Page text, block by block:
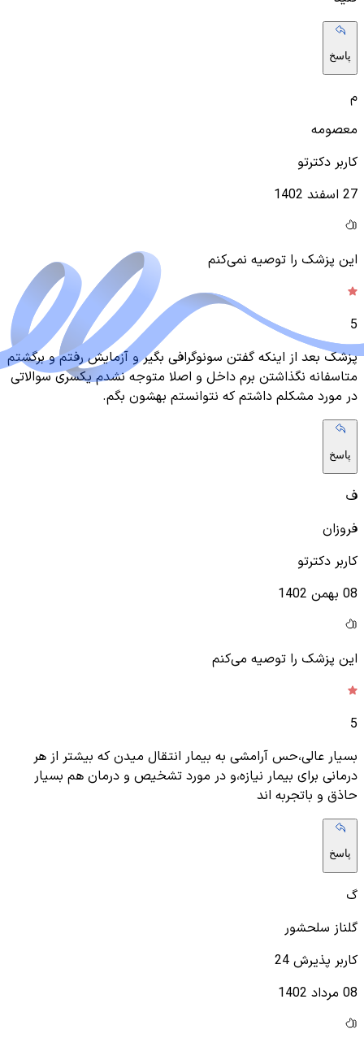
پاسخ
م
معصومه
کاربر دکترتو
27 اسفند 1402
این پزشک را توصیه نمی‌کنم
5
پزشک بعد از اینکه گفتن سونوگرافی بگیر و آزمایش رفتم و برگشتم
متاسفانه نگذاشتن برم داخل و اصلا متوجه نشدم یکسری سوالاتی
در مورد مشکلم داشتم که نتوانستم بهشون بگم.
پاسخ
ف
فروزان
کاربر دکترتو
08 بهمن 1402
این پزشک را توصیه می‌کنم
5
بسیار عالی،حس آرامشی به بیمار انتقال میدن که بیشتر از هر
درمانی برای بیمار نیازه،و در مورد تشخیص و درمان هم بسیار
حاذق و باتجربه اند
پاسخ
گ
گلناز سلحشور
کاربر پذیرش 24
08 مرداد 1402